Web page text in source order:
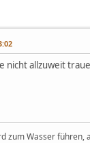
nicht allzuweit
zum Wasser führen,